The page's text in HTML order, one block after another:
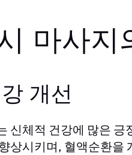
마사지
개선
신체적 건강에 많은
상시키며, 혈액순환을